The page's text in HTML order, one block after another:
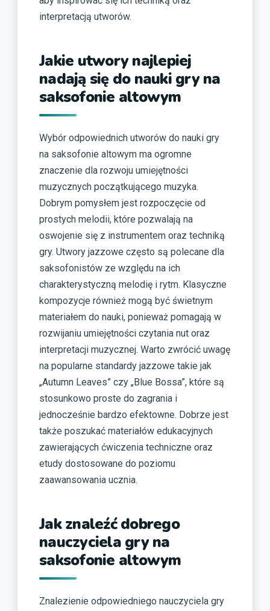
interpretacją utworów.
Jakie utwory najlepiej
nadają się do nauki gry na
saksofonie altowym
Wybór odpowiednich utworów do nauki gry
na saksofonie altowym ma ogromne
znaczenie dla rozwoju umiejętności
muzycznych początkującego muzyka.
Dobrym pomysłem jest rozpoczęcie od
prostych melodii, które pozwalają na
oswojenie się z instrumentem oraz techniką
gry. Utwory jazzowe często są polecane dla
saksofonistów ze względu na ich
charakterystyczną melodię i rytm. Klasyczne
kompozycje również mogą być świetnym
materiałem do nauki, ponieważ pomagają w
rozwijaniu umiejętności czytania nut oraz
interpretacji muzycznej. Warto zwrócić uwagę
na popularne standardy jazzowe takie jak
„Autumn Leaves” czy „Blue Bossa”, które są
stosunkowo proste do zagrania i
jednocześnie bardzo efektowne. Dobrze jest
także poszukać materiałów edukacyjnych
zawierających ćwiczenia techniczne oraz
etudy dostosowane do poziomu
zaawansowania ucznia.
Jak znaleźć dobrego
nauczyciela gry na
saksofonie altowym
Znalezienie odpowiedniego nauczyciela gry